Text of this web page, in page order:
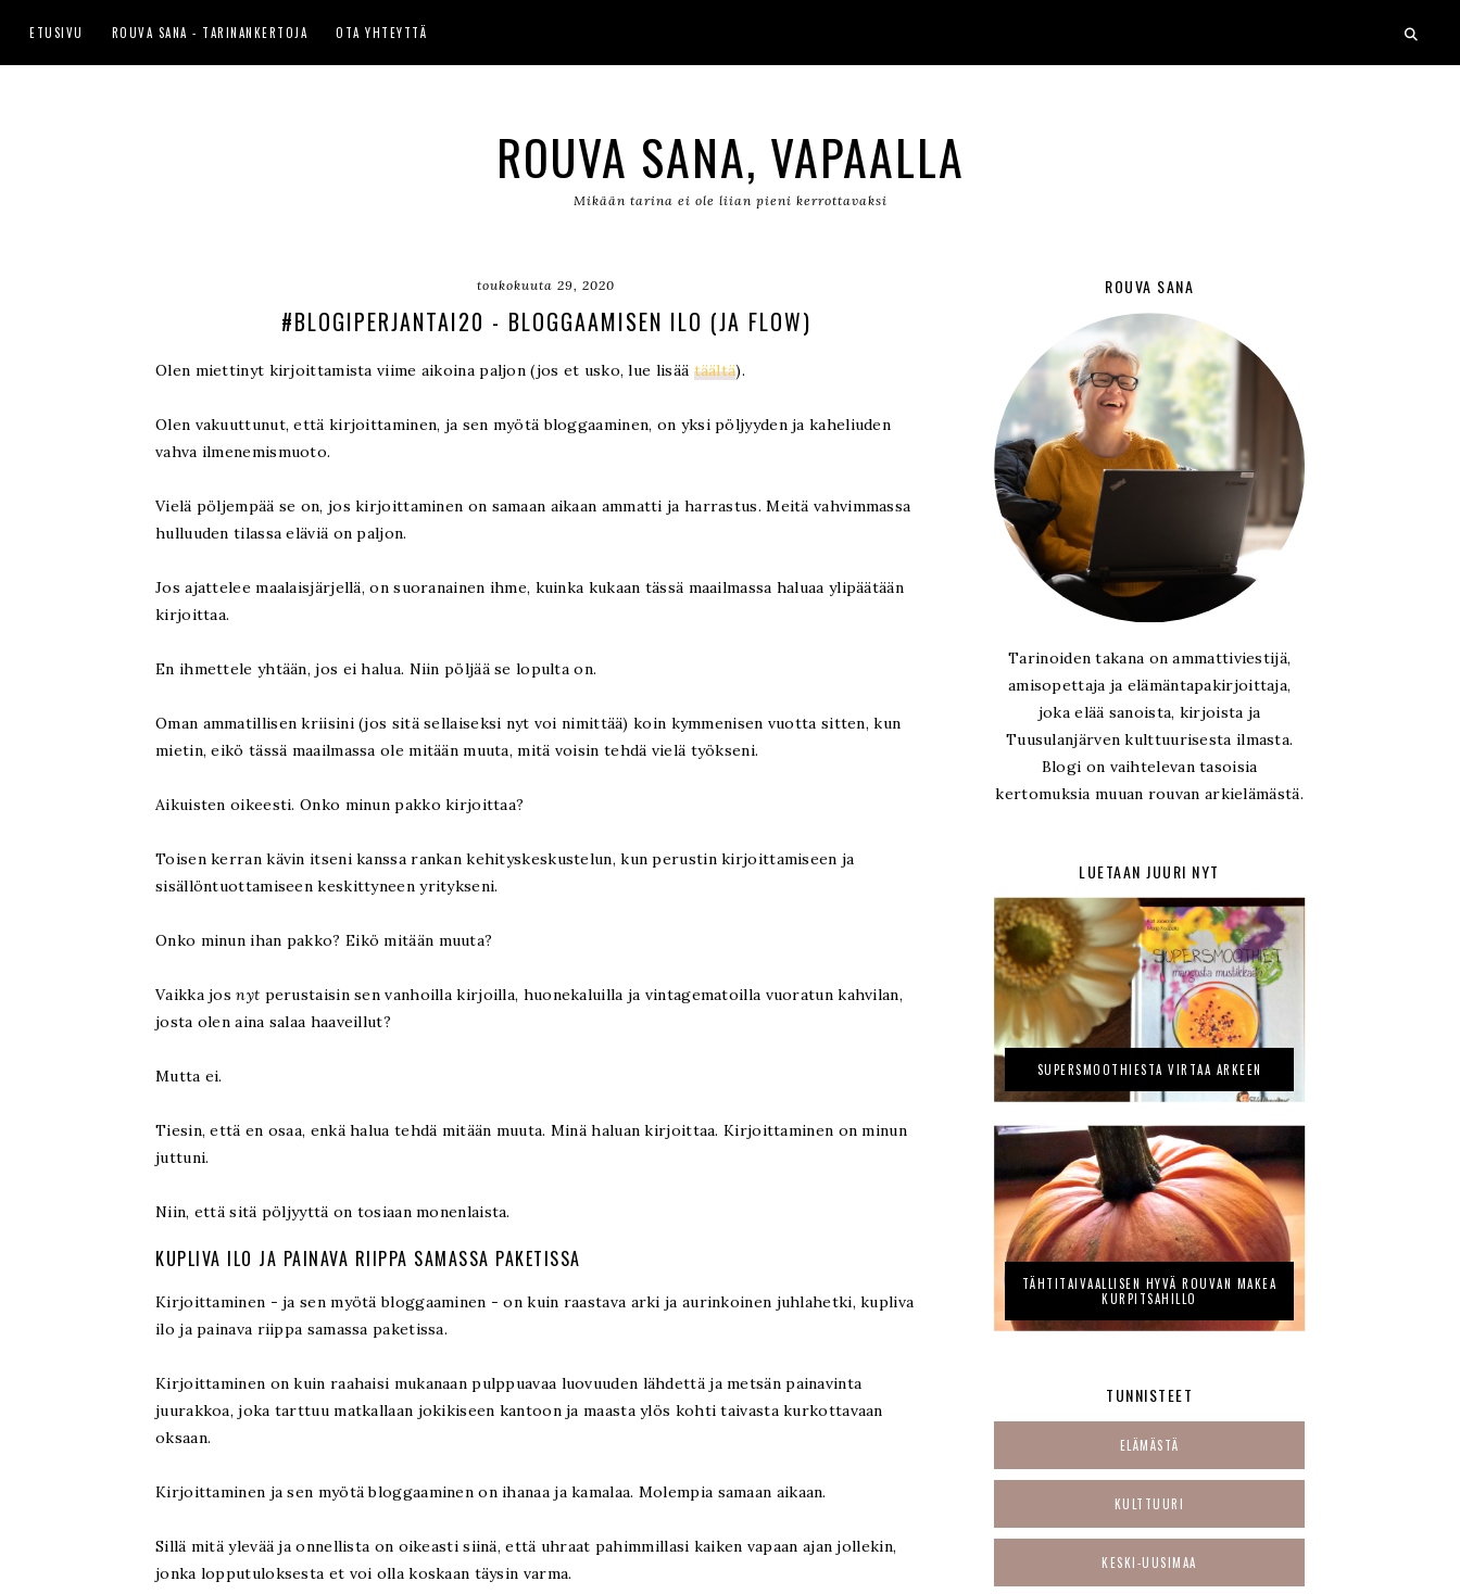
ETUSIVU ROUVA SANA - TARINANKERTOJA OTA YHTEYTTÄ
ROUVA SANA, VAPAALLA
Mikään tarina ei ole liian pieni kerrottavaksi
toukokuuta 29, 2020
#BLOGIPERJANTAI20 - BLOGGAAMISEN ILO (JA FLOW)
Olen miettinyt kirjoittamista viime aikoina paljon (jos et usko, lue lisää täältä).
Olen vakuuttunut, että kirjoittaminen, ja sen myötä bloggaaminen, on yksi pöljyyden ja kaheliuden
vahva ilmenemismuoto.
Vielä pöljempää se on, jos kirjoittaminen on samaan aikaan ammatti ja harrastus. Meitä vahvimmassa
hulluuden tilassa eläviä on paljon.
Jos ajattelee maalaisjärjellä, on suoranainen ihme, kuinka kukaan tässä maailmassa haluaa ylipäätään
kirjoittaa.
En ihmettele yhtään, jos ei halua. Niin pöljää se lopulta on.
Oman ammatillisen kriisini (jos sitä sellaiseksi nyt voi nimittää) koin kymmenisen vuotta sitten, kun
mietin, eikö tässä maailmassa ole mitään muuta, mitä voisin tehdä vielä työkseni.
Aikuisten oikeesti. Onko minun pakko kirjoittaa?
Toisen kerran kävin itseni kanssa rankan kehityskeskustelun, kun perustin kirjoittamiseen ja
sisällöntuottamiseen keskittyneen yritykseni.
Onko minun ihan pakko? Eikö mitään muuta?
Vaikka josnyt perustaisin sen vanhoilla kirjoilla, huonekaluilla ja vintagematoilla vuoratun kahvilan,
josta olen aina salaa haaveillut?
Mutta ei.
Tiesin, että en osaa, enkä halua tehdä mitään muuta. Minä haluan kirjoittaa. Kirjoittaminen on minun
juttuni.
Niin, että sitä pöljyyttä on tosiaan monenlaista.
KUPLIVA ILO JA PAINAVA RIIPPA SAMASSA PAKETISSA
Kirjoittaminen - ja sen myötä bloggaaminen - on kuin raastava arki ja aurinkoinen juhlahetki, kupliva
ilo ja painava riippa samassa paketissa.
Kirjoittaminen on kuin raahaisi mukanaan pulppuavaa luovuuden lähdettä ja metsän painavinta
juurakkoa, joka tarttuu matkallaan jokikiseen kantoon ja maasta ylös kohti taivasta kurkottavaan
oksaan.
Kirjoittaminen ja sen myötä bloggaaminen on ihanaa ja kamalaa. Molempia samaan aikaan.
Sillä mitä ylevää ja onnellista on oikeasti siinä, että uhraat pahimmillasi kaiken vapaan ajan jollekin,
jonka lopputuloksesta et voi olla koskaan täysin varma.
ROUVA SANA
Tarinoiden takana on ammattiviestijä,
amisopettaja ja elämäntapakirjoittaja,
joka elää sanoista, kirjoista ja
Tuusulanjärven kulttuurisesta ilmasta.
Blogi on vaihtelevan tasoisia
kertomuksia muuan rouvan arkielämästä.
LUETAAN JUURI NYT
SUPERSMOOTHIESTA VIRTAA ARKEEN
TÄHTITAIVAALLISEN HYVÄ ROUVAN MAKEA
KURPITSAHILLO
TUNNISTEET
ELÄMÄSTÄ
KULTTUURI
KESKI-UUSIMAA